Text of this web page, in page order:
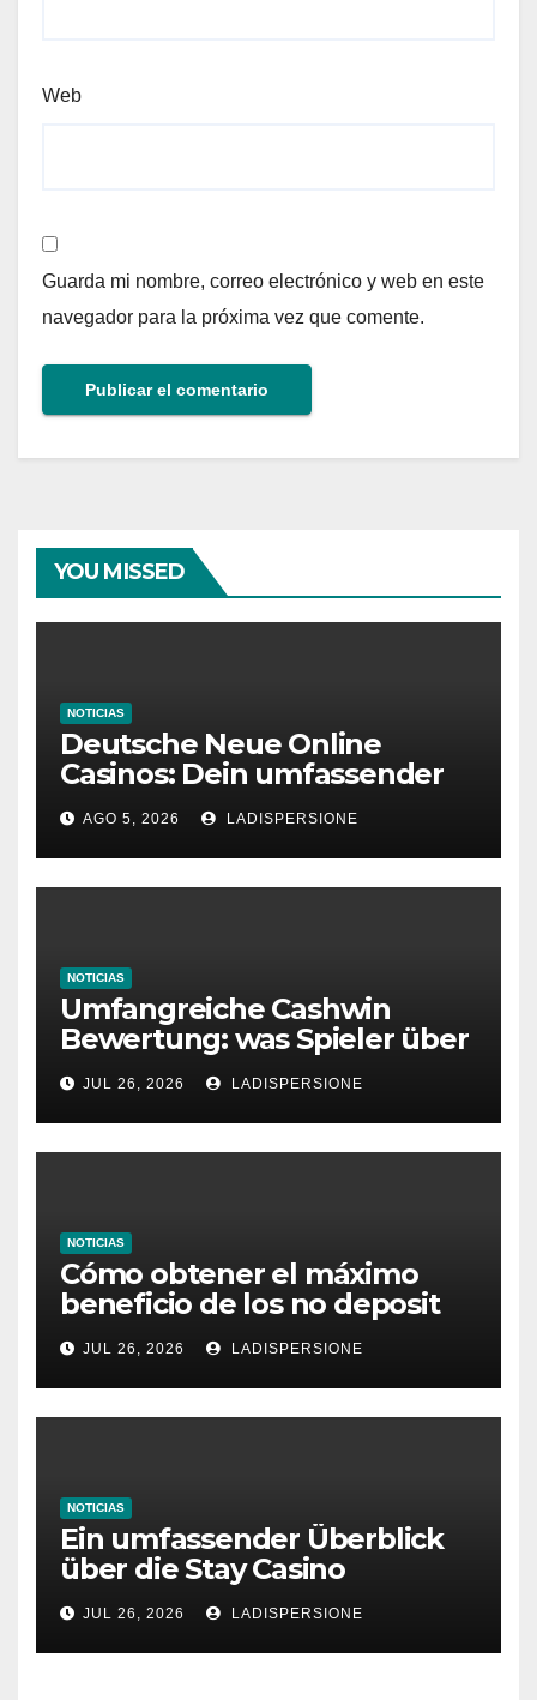
Web
Guarda mi nombre, correo electrónico y web en este
navegador para la próxima vez que comente.
YOU MISSED
NOTICIAS
Deutsche Neue Online
Casinos: Dein umfassender
Ratgeber für moderne
Glücksspielplattformen
AGO 5, 2026 LADISPERSIONE
NOTICIAS
Umfangreiche Cashwin
Bewertung: was Spieler über
dieses Casino denken
JUL 26, 2026 LADISPERSIONE
NOTICIAS
Cómo obtener el máximo
beneficio de los no deposit
bonus codes de roby casino
JUL 26, 2026 LADISPERSIONE
NOTICIAS
Ein umfassender Überblick
über die Stay Casino
Bonusbedingungen
JUL 26, 2026 LADISPERSIONE